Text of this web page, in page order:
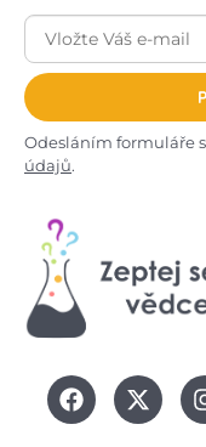
Odesláním formuláře
údajů.